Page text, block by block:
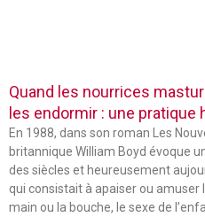
Quand les nourrices
les endormir : une
En 1988, dans son roman Les
britannique William Boyd évoque
des siècles et heureusement
qui consistait à apaiser ou amuser
main ou la bouche, le sexe de